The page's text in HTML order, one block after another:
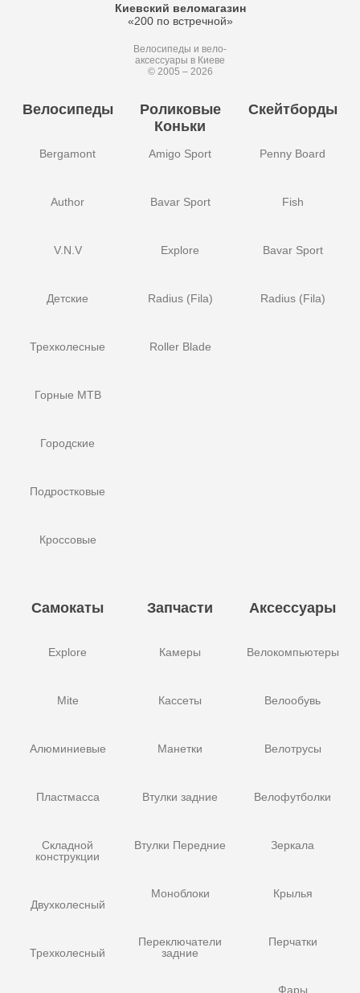
Киевский веломагазин
«200 по встречной»
Велосипеды и вело-
аксессуары в Киеве
© 2005 – 2026
Велосипеды
Bergamont
Author
V.N.V
Детские
Трехколесные
Горные MTB
Городские
Подростковые
Кроссовые
Роликовые
Коньки
Amigo Sport
Bavar Sport
Explore
Radius (Fila)
Roller Blade
Скейтборды
Penny Board
Fish
Bavar Sport
Radius (Fila)
Самокаты
Explore
Mite
Алюминиевые
Пластмасса
Складной
конструкции
Двухколесный
Трехколесный
Запчасти
Камеры
Кассеты
Манетки
Втулки задние
Втулки Передние
Моноблоки
Переключатели
задние
Аксессуары
Велокомпьютеры
Велообувь
Велотрусы
Велофутболки
Зеркала
Крылья
Перчатки
Фары